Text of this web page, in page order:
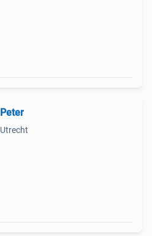
Peter
Utrecht